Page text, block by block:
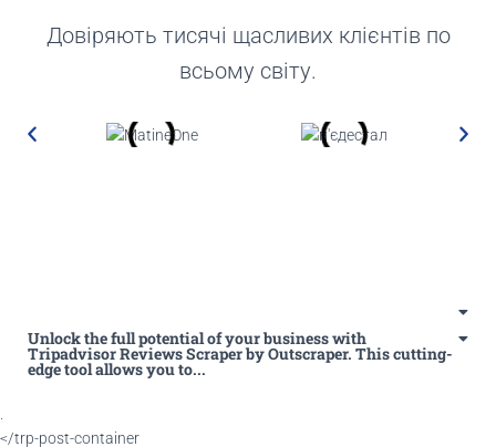
Довіряють тисячі щасливих клієнтів по
всьому світу.
Unlock the full potential of your business with
Tripadvisor Reviews Scraper by Outscraper. This cutting-
edge tool allows you to...
.
</trp-post-container